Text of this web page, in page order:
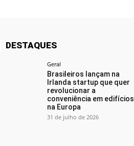
DESTAQUES
Geral
Brasileiros lançam na
Irlanda startup que quer
revolucionar a
conveniência em edifícios
na Europa
31 de julho de 2026